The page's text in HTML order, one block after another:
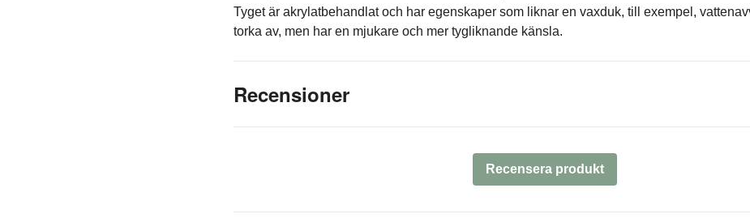
Tyget är akrylatbehandlat och har egenskaper som liknar en vaxduk, till exempel,
torka av, men har en mjukare och mer tygliknande känsla.
Recensioner
Recensera produkt